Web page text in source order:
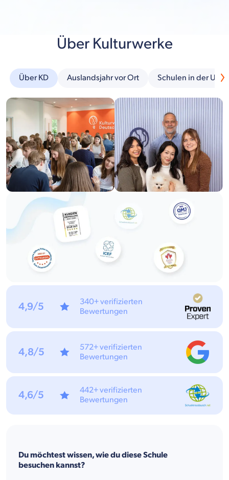
Über Kulturwerke
Über KD Auslandsjahr vor Ort Schulen in der
Du möchtest wissen, wie du diese Schule
besuchen kannst?
4,9/5
340+ verifizierten
Bewertungen
4,8/5
572+ verifizierten
Bewertungen
4,6/5
442+ verifizierten
Bewertungen